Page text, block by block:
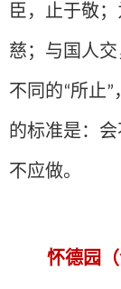
臣，止于敬
慈；与国人交
不同的“所止”
的标准是：
不应做。
怀德园